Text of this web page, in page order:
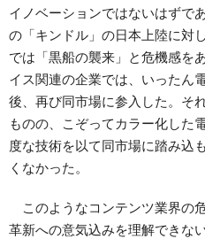
イノベーションではないはずで
の「キンドル」の日本上陸に対
では「黒船の襲来」と危機感を
イス関連の企業では、いったん
後、再び同市場に参入した。そ
ものの、こぞってカラー化した
度な技術を以て同市場に踏み込
くなかった。
このようなコンテンツ業界の
革新への意気込みを理解できな